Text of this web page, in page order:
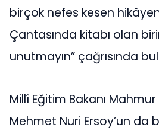
birçok nefes kesen
Çantasında kitabı olan
unutmayın” çağrısında
Millî Eğitim Bakanı
Mehmet Nuri Ersoy’un da